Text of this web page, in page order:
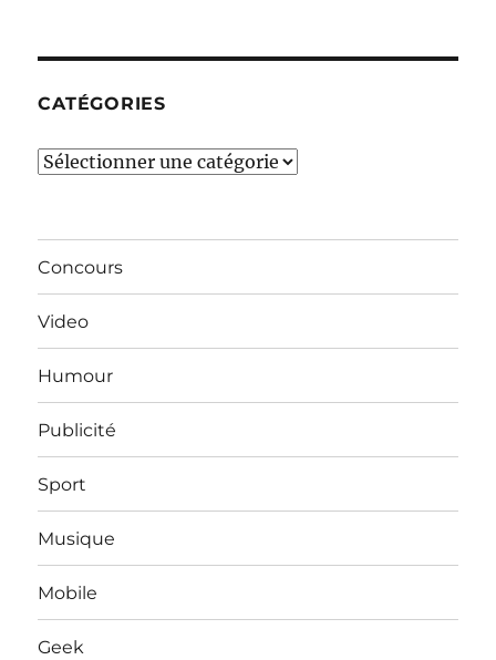
CATÉGORIES
Catégories
Concours
Video
Humour
Publicité
Sport
Musique
Mobile
Geek